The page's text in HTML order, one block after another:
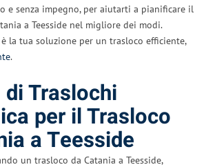
e senza impegno, per aiutarti a pianificare il
a Teesside nel migliore dei modi.
è la tua soluzione per un trasloco efficiente,
.
Traslochi
per il Trasloco
a Teesside
un trasloco da Catania a Teesside,